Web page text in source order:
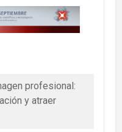
profesional:
y atraer